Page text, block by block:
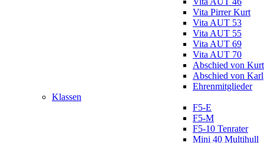
Vita Pirrer Kurt
Vita AUT 53
Vita AUT 55
Vita AUT 69
Vita AUT 70
Abschied von Kurt
Abschied von Karl
Ehrenmitglieder
Klassen
F5-E
F5-M
F5-10 Tenrater
Mini 40 Multihull